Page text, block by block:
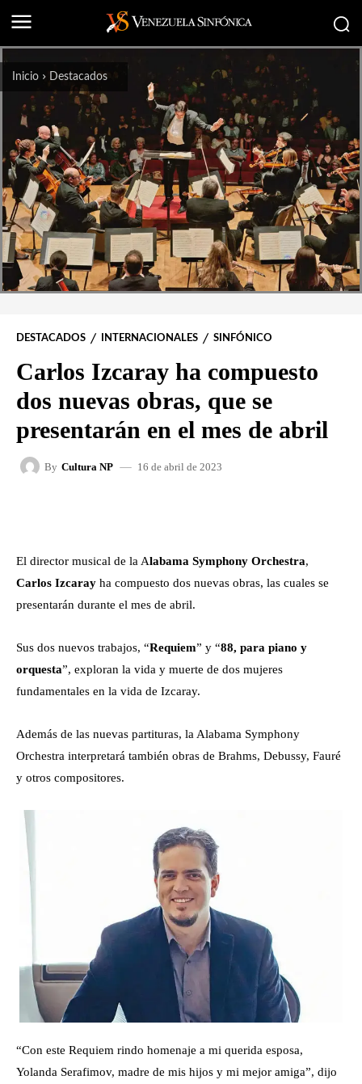
Inicio Destacados
DESTACADOS INTERNACIONALES SINFÓNICO
Carlos Izcaray ha compuesto
dos nuevas obras, que se
presentarán en el mes de abril
By Cultura NP 16 de abril de 2023
El director musical de la Alabama Symphony Orchestra,
Carlos Izcaray ha compuesto dos nuevas obras, las cuales se
presentarán durante el mes de abril.
Sus dos nuevos trabajos, “Requiem” y “88, para piano y
orquesta”, exploran la vida y muerte de dos mujeres
fundamentales en la vida de Izcaray.
Además de las nuevas partituras, la Alabama Symphony
Orchestra interpretará también obras de Brahms, Debussy, Fauré
y otros compositores.
“Con este Requiem rindo homenaje a mi querida esposa,
Yolanda Serafimov, madre de mis hijos y mi mejor amiga”, dijo